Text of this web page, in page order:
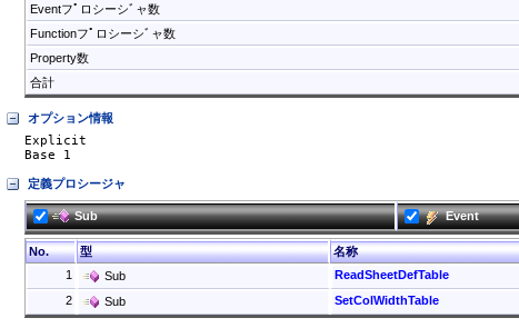
Eventフﾟロシーシﾞャ数
Functionフﾟロシーシﾞャ数
Property数
合計
オプション情報
Explicit
Base 1
定義プロシージャ
Sub Event
No. 型 名称
1
Sub ReadSheetDefTable
2
Sub SetColWidthTable